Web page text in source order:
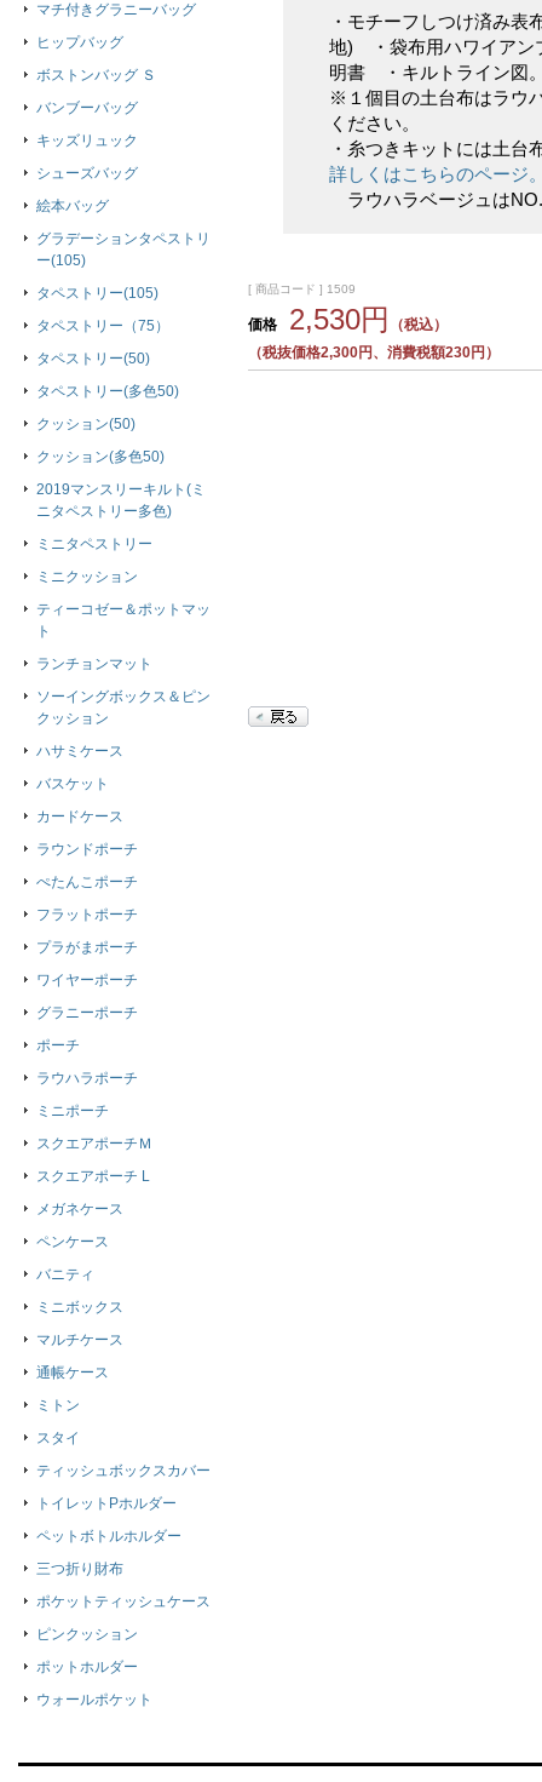
・モチーフしつけ済み
地) ・袋布用ハワイア
明書 ・キルトライン図
※１個目の土台布はラウ
ください。
・糸つきキットには土台
詳しくはこちらのページ
ラウハラベージュは
[ 商品コード ] 1509
価格 2,530円
（税込）
（税抜価格2,300円、消費税額230円）
マチ付きグラニーバッグ
ヒップバッグ
ボストンバッグ Ｓ
バンブーバッグ
キッズリュック
シューズバッグ
絵本バッグ
グラデーションタペストリ
ー(105)
タペストリー(105)
タペストリー（75）
タペストリー(50)
タペストリー(多色50)
クッション(50)
クッション(多色50)
2019マンスリーキルト(ミ
ニタペストリー多色)
ミニタペストリー
ミニクッション
ティーコゼー＆ポットマッ
ト
ランチョンマット
ソーイングボックス＆ピン
クッション
ハサミケース
バスケット
カードケース
ラウンドポーチ
ぺたんこポーチ
フラットポーチ
プラがまポーチ
ワイヤーポーチ
グラニーポーチ
ポーチ
ラウハラポーチ
ミニポーチ
スクエアポーチＭ
スクエアポーチ L
メガネケース
ペンケース
バニティ
ミニボックス
マルチケース
通帳ケース
ミトン
スタイ
ティッシュボックスカバー
トイレットPホルダー
ペットボトルホルダー
三つ折り財布
ポケットティッシュケース
ピンクッション
ポットホルダー
ウォールポケット